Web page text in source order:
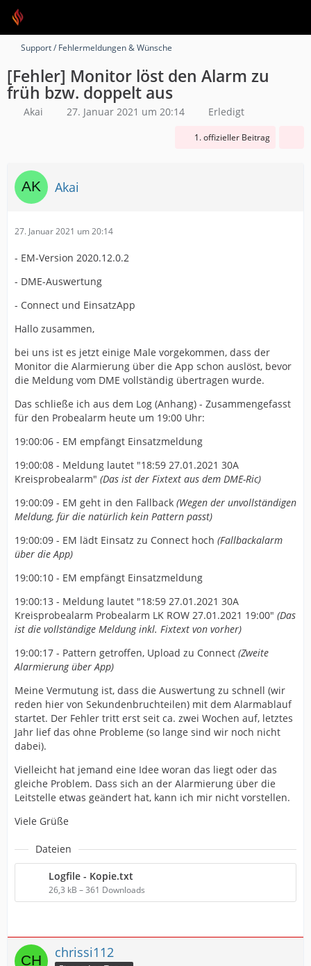
Support / Fehlermeldungen & Wünsche
[Fehler] Monitor löst den Alarm zu
früh bzw. doppelt aus
Akai 27. Januar 2021 um 20:14 Erledigt
1. offizieller Beitrag
Akai
27. Januar 2021 um 20:14
- EM-Version 2020.12.0.2
- DME-Auswertung
- Connect und EinsatzApp
Hallo zusammen,
bei uns ist es jetzt einige Male vorgekommen, dass der
Monitor die Alarmierung über die App schon auslöst, bevor
die Meldung vom DME vollständig übertragen wurde.
Das schließe ich aus dem Log (Anhang) - Zusammengefasst
für den Probealarm heute um 19:00 Uhr:
19:00:06 - EM empfängt Einsatzmeldung
19:00:08 - Meldung lautet "18:59 27.01.2021 30A
Kreisprobealarm" (Das ist der Fixtext aus dem DME-Ric)
19:00:09 - EM geht in den Fallback (Wegen der unvollständigen
Meldung, für die natürlich kein Pattern passt)
19:00:09 - EM lädt Einsatz zu Connect hoch (Fallbackalarm
über die App)
19:00:10 - EM empfängt Einsatzmeldung
19:00:13 - Meldung lautet "18:59 27.01.2021 30A
Kreisprobealarm Probealarm LK ROW 27.01.2021 19:00" (Das
ist die vollständige Meldung inkl. Fixtext von vorher)
19:00:17 - Pattern getroffen, Upload zu Connect (Zweite
Alarmierung über App)
Meine Vermutung ist, dass die Auswertung zu schnell (wir
reden hier von Sekundenbruchteilen) mit dem Alarmablauf
startet. Der Fehler tritt erst seit ca. zwei Wochen auf, letztes
Jahr lief das ohne Probleme (so lange sind wir noch nicht
dabei).
Vielleicht hat jemand eine Idee woran das liegt oder das
gleiche Problem. Dass sich an der Alarmierung über die
Leitstelle etwas geändert hat, kann ich mir nicht vorstellen.
Viele Grüße
Dateien
Logfile - Kopie.txt
26,3 kB – 361 Downloads
chrissi112